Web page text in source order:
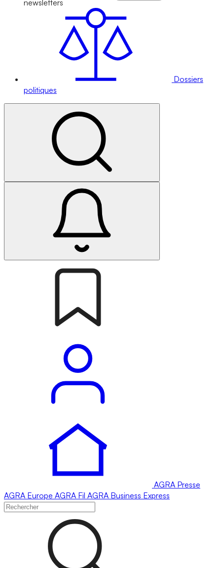
newsletters
Dossiers
politiques
AGRA Presse
AGRA Europe AGRA Fil AGRA Business Express